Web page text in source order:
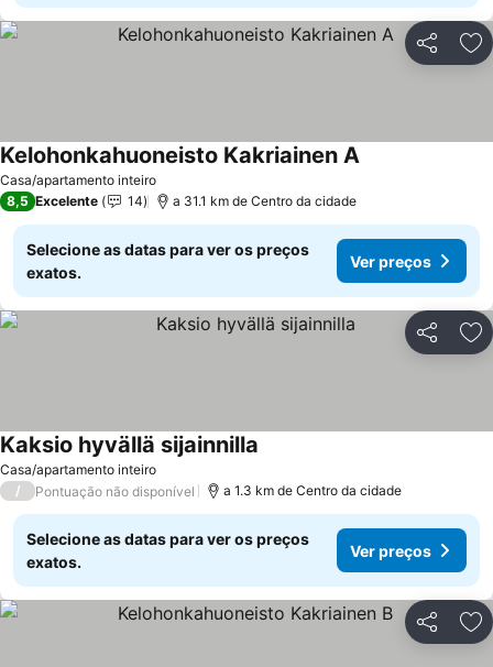
Partilhar
Casa/apartamento inteiro
Kelohonkahuoneisto Kakriainen AVer preços
8,5 Excelente 14 a 31.1 km de Centro da cidade
Selecione as datas para ver os preços
exatos.
Ver preços
Partilhar
Casa/apartamento inteiro
Kaksio hyvällä sijainnilla
/ Pontuação não disponível a 1.3 km de Centro da cidade
Selecione as datas para ver os preços
exatos.
Ver preços
Partilhar